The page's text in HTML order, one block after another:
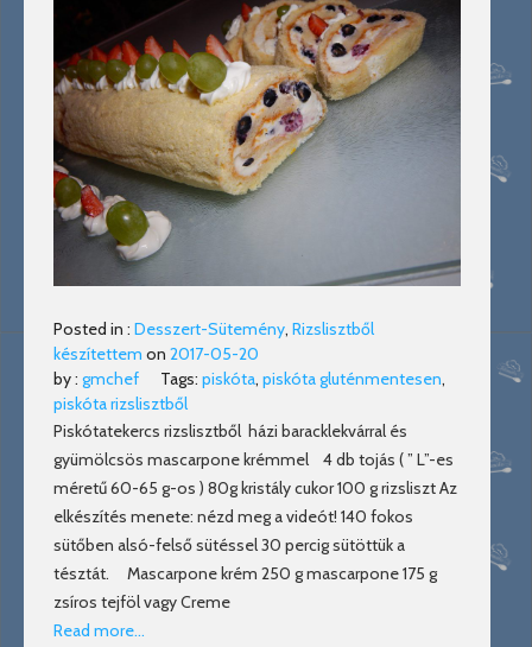
Posted in : Desszert-Sütemény, Rizslisztből
készítettem on 2017-05-20
by : gmchef Tags: piskóta, piskóta gluténmentesen,
piskóta rizslisztből
Piskótatekercs rizslisztből házi baracklekvárral és
gyümölcsös mascarpone krémmel 4 db tojás ( ” L”-es
méretű 60-65 g-os ) 80g kristály cukor 100 g rizsliszt Az
elkészítés menete: nézd meg a videót! 140 fokos
sütőben alsó-felső sütéssel 30 percig sütöttük a
tésztát. Mascarpone krém 250 g mascarpone 175 g
zsíros tejföl vagy Creme
Read more…